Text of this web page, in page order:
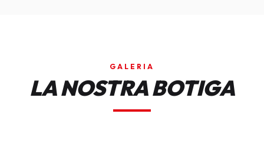
GALERIA
LA NOSTRA BOTIGA